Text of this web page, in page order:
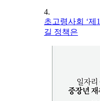
4.
초고령사회 ‘제
길 정책은